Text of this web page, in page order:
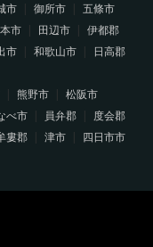
市 御所市
五條市
市 田辺市
伊都郡
市 和歌山市
日高郡
熊野市
松阪市
べ市 員弁郡
度会郡
婁郡 津市
四日市市